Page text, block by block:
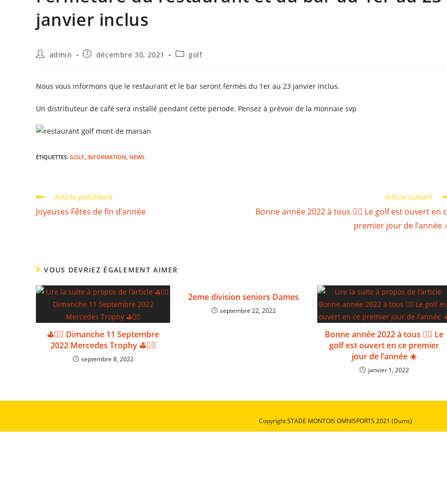
janvier inclus
admin décembre 30, 2021 golf
Nous vous informons que le restaurant et le bar seront fermés du 1er au 23 janvier inclus.
Un distributeur de café sera installé pendant cette période. Pensez à prévoir de la monnaie svp
ÉTIQUETTES: GOLF, INFORMATION, NEWS
Article précédent
Joyeuses Fêtes de fin d’année
Article suivant
Bonne année 2022 à tous 🏌️‍♂️ Le golf est ouvert en
premier jour de l’année
VOUS DEVRIEZ ÉGALEMENT AIMER
⛳🏌️‍♀️ Dimanche 11 Septembre
2022 Mercedes Trophy ⛳🏌️‍♂️
septembre 8, 2022
2eme division seniors Dames
septembre 22, 2022
Bonne année 2022 à tous 🏌️‍♂️ Le
golf est ouvert en ce premier
jour de l’année ☀️
janvier 1, 2022
Copyright STADE MONTOIS OMNISPORTS 2021 (Dums)